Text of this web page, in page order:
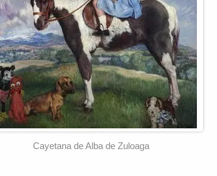
Cayetana de Alba de Zuloaga